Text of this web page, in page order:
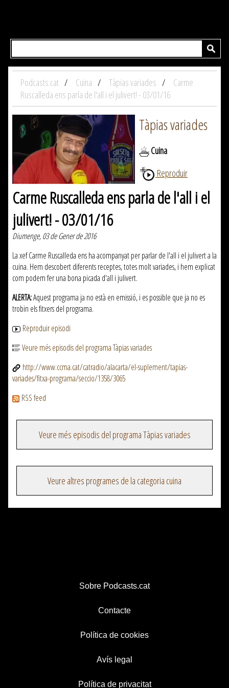
Podcasts.cat Cuina Tàpias variades
Carme
Ruscalleda ens parla de l'all i el julivert! - 03/01/16
Tàpias variades
Cuina
Reproduir
Carme Ruscalleda ens parla de l'all i el
julivert! - 03/01/16
Diumenge, 03 de Gener de 2016
La xef Carme Ruscalleda ens ha acompanyat per parlar de l'all i el julivert a la
cuina. Hem descobert diferents receptes, totes molt variades, i hem explicat
com podem fer una bona picada d'all i julivert.
ALERTA:Aquest programa ja no està en emissió, i es possible que ja no es
trobin els fitxers del programa.
Reproduir episodi
Veure més episodis del programa Tàpias variades
http://www.ccma.cat/catradio/alacarta/el-suplement/tapias-
variades/fitxa-programa/seccio/1358/3065
RSS feed
Veure més episodis del programa Tàpias variades
Veure altres programes de la categoria cuina
Sobre Podcasts.cat
Contacte
Política de cookies
Avís legal
Política de privacitat